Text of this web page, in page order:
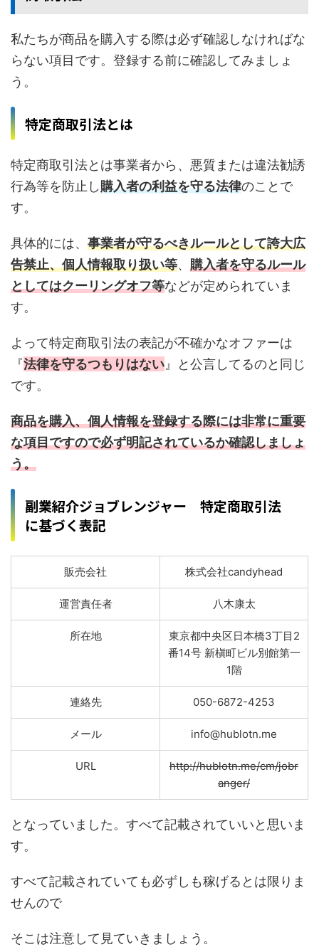
私たちが商品を購入する際は必ず確認しなければな
らない項目です。登録する前に確認してみましょ
う。
特定商取引法とは
特定商取引法とは事業者から、悪質または違法勧誘
行為等を防止し購入者の利益を守る法律のことで
す。
具体的には、 事業者が守るべきルールとして誇大広
告禁止、個人情報取り扱い等、 購入者を守るルール
としてはクーリングオフ等などが定められていま
す。
よって特定商取引法の表記が不確かなオファーは
『法律を守るつもりはない』と公言してるのと同じ
です。
商品を購入、個人情報を登録する際には非常に重要
な項目ですので必ず明記されているか確認しましょ
う。
副業紹介ジョブレンジャー 特定商取引法
に基づく表記
販売会社 株式会社candyhead
運営責任者 八木康太
所在地
東京都中央区日本橋3丁目2
番14号 新槇町ビル別館第一
1階
連絡先 050-6872-4253
メール info@hublotn.me
URL
http://hublotn.me/cm/jobr
anger/
となっていました。すべて記載されていいと思いま
す。
すべて記載されていても必ずしも稼げるとは限りま
せんので
そこは注意して見ていきましょう。